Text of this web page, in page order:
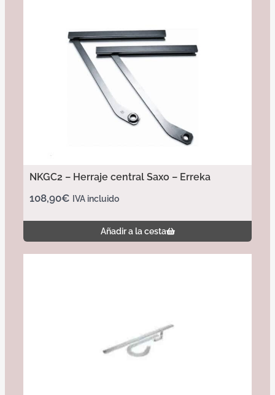
NKGC2 – Herraje central Saxo – Erreka
108,90€ IVA incluido
Añadir a la cesta